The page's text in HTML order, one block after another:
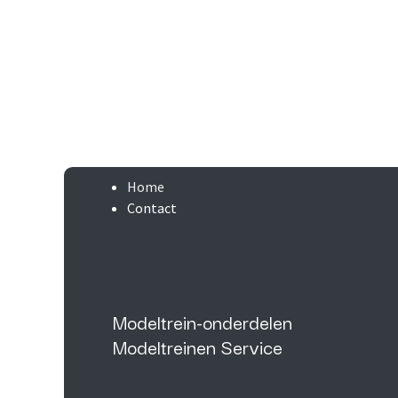
Home
Contact
Modeltrein-onderdelen
Modeltreinen Service